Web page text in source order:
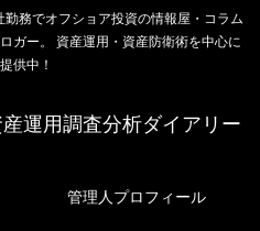
務でオフショア投資の情報屋・コラム
ガー。 資産運用・資産防衛術を中心に
供中！
運用調査分析ダイアリー
管理人プロフィール